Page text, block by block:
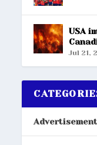
USA
Jul 21,